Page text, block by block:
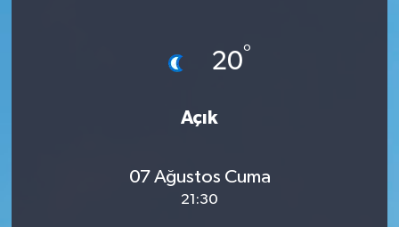
20°
Açık
07 Ağustos Cuma
21:30